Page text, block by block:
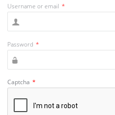
Username or email *
Password *
Captcha *